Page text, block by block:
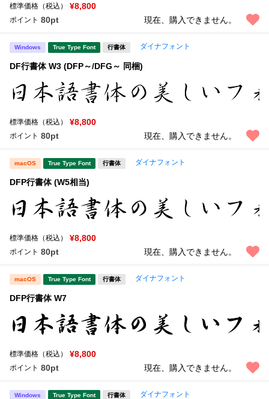
標準価格（税込） ¥8,800
ポイント 80pt 現在、購入できません。
Windows True Type Font 行書体 ダイナフォント
DF行書体 W3 (DFP～/DFG～ 同梱)
標準価格（税込） ¥8,800
ポイント 80pt 現在、購入できません。
macOS True Type Font 行書体 ダイナフォント
DFP行書体 (W5相当)
標準価格（税込） ¥8,800
ポイント 80pt 現在、購入できません。
macOS True Type Font 行書体 ダイナフォント
DFP行書体 W7
標準価格（税込） ¥8,800
ポイント 80pt 現在、購入できません。
Windows True Type Font 行書体 ダイナフォント